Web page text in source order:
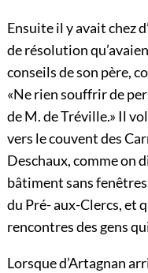
Ensuite il y avait chez
de résolution
conseils de son père,
«Ne rien souffrir de
de M. de Tréville.» Il
vers le couvent des
Deschaux, comme on
bâtiment sans
du Pré- aux-Clercs, et
rencontres des gens
Lorsque d’Artagnan